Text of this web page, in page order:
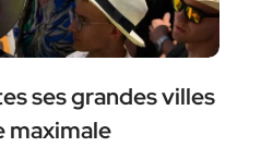
ses grandes villes
maximale